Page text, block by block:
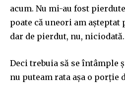
acum. Nu mi-au fost
poate că uneori am așteptat
dar de pierdut, nu, niciodată.
Deci trebuia să se întâmple
nu puteam rata așa o porție